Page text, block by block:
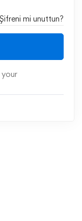
Şifreni mi unuttun?